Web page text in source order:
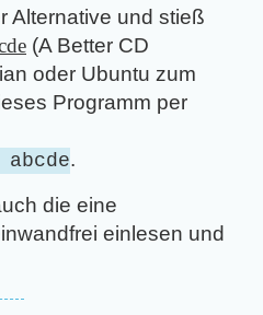
Alternative und stieß
(A Better CD
oder Ubuntu zum
Programm per
.
die eine
einlesen und